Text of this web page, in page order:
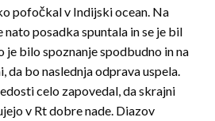
pofočkal v Indijski ocean. Na
nato posadka spuntala in se je bil
je bilo spoznanje spodbudno in na
bo naslednja odprava uspela.
celo zapovedal, da skrajni
v Rt dobre nade. Diazov